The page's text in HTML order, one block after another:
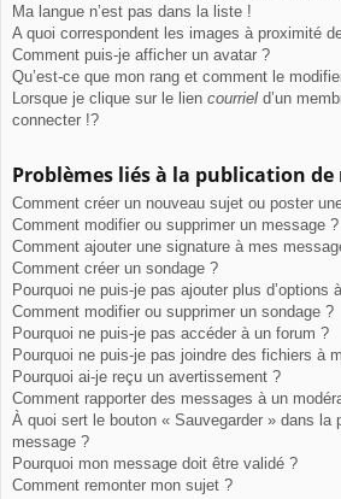
Ma langue n’est pas dans la liste !
A quoi correspondent les images à proximité
Comment puis-je afficher un avatar ?
Qu’est-ce que mon rang et comment le
Lorsque je clique sur le lien courriel d’un
connecter !?
Problèmes liés à la publication de
Comment créer un nouveau sujet ou poster
Comment modifier ou supprimer un message ?
Comment ajouter une signature à mes
Comment créer un sondage ?
Pourquoi ne puis-je pas ajouter plus d’options
Comment modifier ou supprimer un sondage ?
Pourquoi ne puis-je pas accéder à un forum ?
Pourquoi ne puis-je pas joindre des fichiers à
Pourquoi ai-je reçu un avertissement ?
Comment rapporter des messages à un
À quoi sert le bouton « Sauvegarder » dans la
message ?
Pourquoi mon message doit être validé ?
Comment remonter mon sujet ?